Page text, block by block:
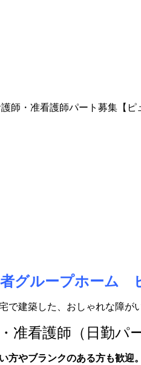
師・准看護師パート募集【ピ
者グループホーム
で建築した、おしゃれな障が
准看護師（日勤パ
方やブランクのある方も歓迎。